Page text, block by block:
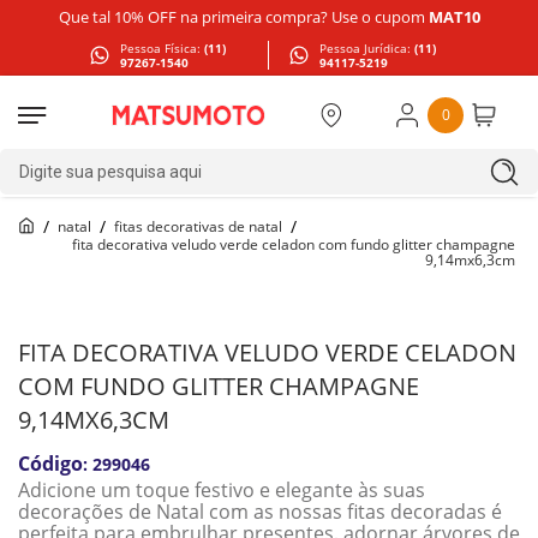
Que tal 10% OFF na primeira compra? Use o cupom MAT10
Pessoa Física: (11)
97267-1540
Pessoa Jurídica: (11)
94117-5219
0
Digite sua pesquisa aqui
natal
fitas decorativas de natal
fita decorativa veludo verde celadon com fundo glitter champagne
9,14mx6,3cm
FITA DECORATIVA VELUDO VERDE CELADON
COM FUNDO GLITTER CHAMPAGNE
9,14MX6,3CM
: 299046
Adicione um toque festivo e elegante às suas
decorações de Natal com as nossas fitas decoradas é